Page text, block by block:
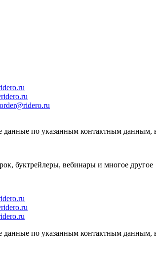
order@ridero.ru
данные по указанным контактным данным,
буктрейлеры, вебинары и многое другое
данные по указанным контактным данным,